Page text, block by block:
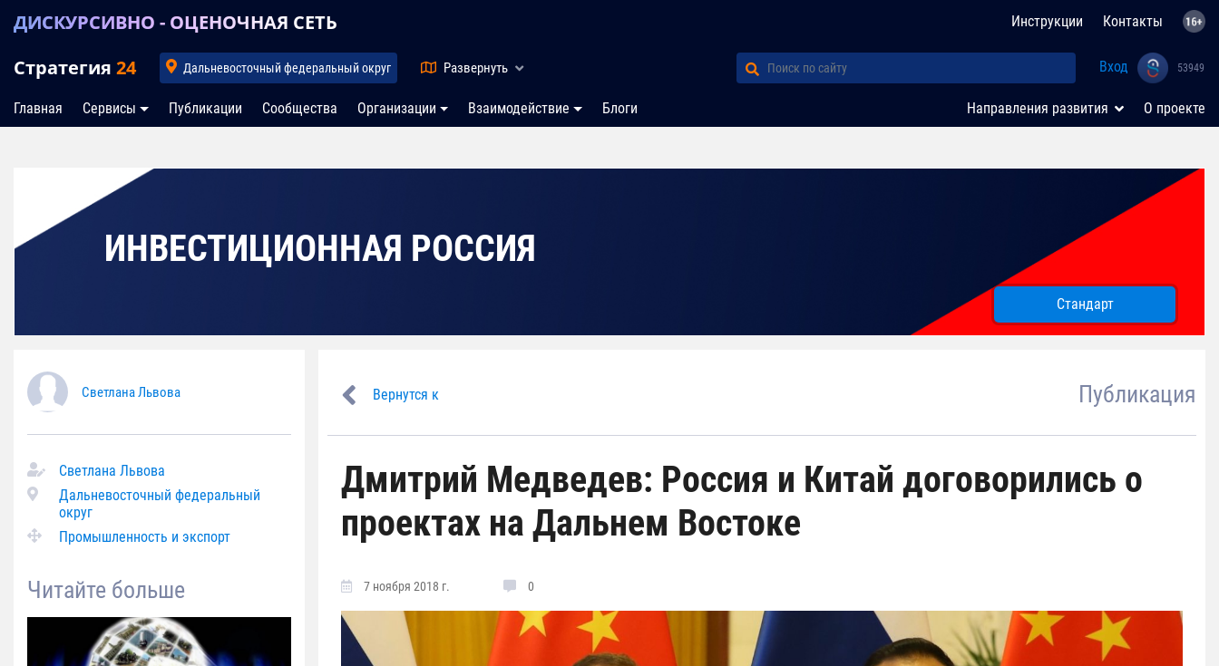
ДИСКУРСИВНО - ОЦЕНОЧНАЯ СЕТЬ Инструкции Контакты
Стратегия 24 Дальневосточный федеральный округ Развернуть Вход 53949
Главная Сервисы Публикации Сообщества Организации Взаимодействие Блоги Направления развития О проекте
ИНВЕСТИЦИОННАЯ РОССИЯ
Стандарт
Светлана Львова
Светлана Львова
Дальневосточный федеральный
округ
Промышленность и экспорт
Читайте больше
Вернутся к Публикация
Дмитрий Медведев: Россия и Китай договорились о
проектах на Дальнем Востоке
7 ноября 2018 г. 0